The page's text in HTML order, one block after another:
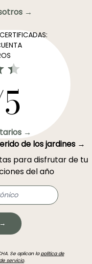
→
→
de los jardines →
para disfrutar de tu
del año
Se aplican lapolítica de
servicio.